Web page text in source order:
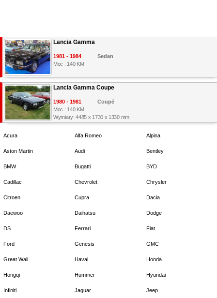
Lancia Gamma
1981 - 1984
Sedan
Moc : 140 KM
Lancia Gamma Coupe
1980 - 1981
Coupé
Moc : 140 KM
Wymiary: 4485 x 1730 x 1330 mm
Acura Alfa Romeo Alpina
Aston Martin Audi Bentley
BMW Bugatti BYD
Cadillac Chevrolet Chrysler
Citroen Cupra Dacia
Daewoo Daihatsu Dodge
DS Ferrari Fiat
Ford Genesis GMC
Great Wall Haval Honda
Hongqi Hummer Hyundai
Infiniti Jaguar Jeep